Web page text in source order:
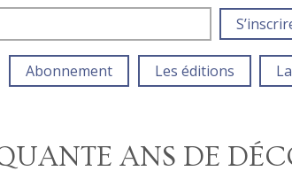
Abonnement Les éditions
ANS DE